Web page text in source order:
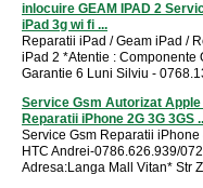
inlocuire GEAM IPAD 2
iPad 3g wi fi ...
Reparatii iPad / Geam iPad /
iPad 2 *Atentie : Componente
Garantie 6 Luni Silviu -
Service Gsm Autorizat Apple
Reparatii iPhone 2G 3G 3GS
Service Gsm Reparatii
HTC Andrei-0786.626.939/
Adresa:Langa Mall Vitan* Str